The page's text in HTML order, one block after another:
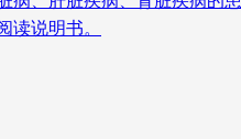
读说明书。